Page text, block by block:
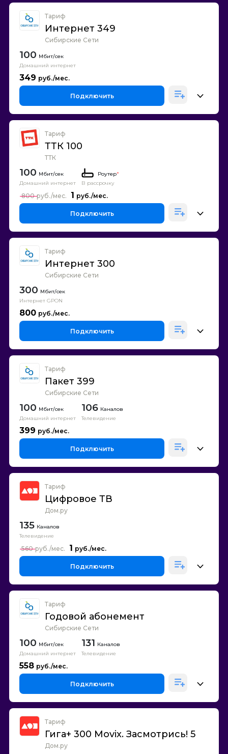
Тариф
Интернет 349
Сибирские Сети
100
Домашний интернет
349
Подключить
Тариф
ТТК 100
ТТК
100
Домашний интернет
Роутер*
В рассрочку
1
800
Подключить
Тариф
Интернет 300
Сибирские Сети
300
Интернет GPON
800
Подключить
Тариф
Пакет 399
Сибирские Сети
100
Домашний интернет
106 Каналов
Телевидение
399
Подключить
Тариф
Цифровое ТВ
Дом.ру
135 Каналов
Телевидение
1
560
Подключить
Тариф
Годовой абонемент
Сибирские Сети
100
Домашний интернет
131 Каналов
Телевидение
558
Подключить
Тариф
Гига+ 300 Movix. Засмотрись! 5
Дом.ру